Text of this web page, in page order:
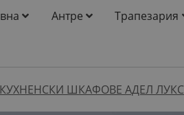
Антре Трапезария
КУХНЕНСКИ ШКАФОВЕ АДЕЛ ЛУКС